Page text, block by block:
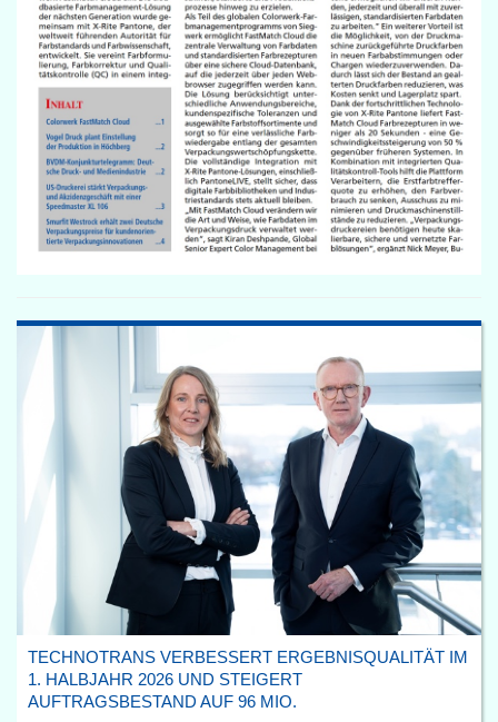
TECHNOTRANS VERBESSERT ERGEBNISQUALITÄT IM
1. HALBJAHR 2026 UND STEIGERT
AUFTRAGSBESTAND AUF 96 MIO.